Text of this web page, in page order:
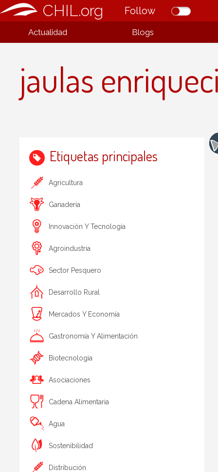
CHIL.org Follow
Actualidad Blogs
jaulas
Etiquetas principales
Agricultura
Ganadería
Innovación Y Tecnología
Agroindustria
Sector Pesquero
Desarrollo Rural
Mercados Y Economía
Gastronomía Y Alimentación
Biotecnologia
Asociaciones
Cadena Alimentaria
Agua
Sostenibilidad
Distribución